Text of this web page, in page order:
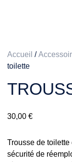
Accueil /
toilette
30,00 €
Trousse de
sécurité de